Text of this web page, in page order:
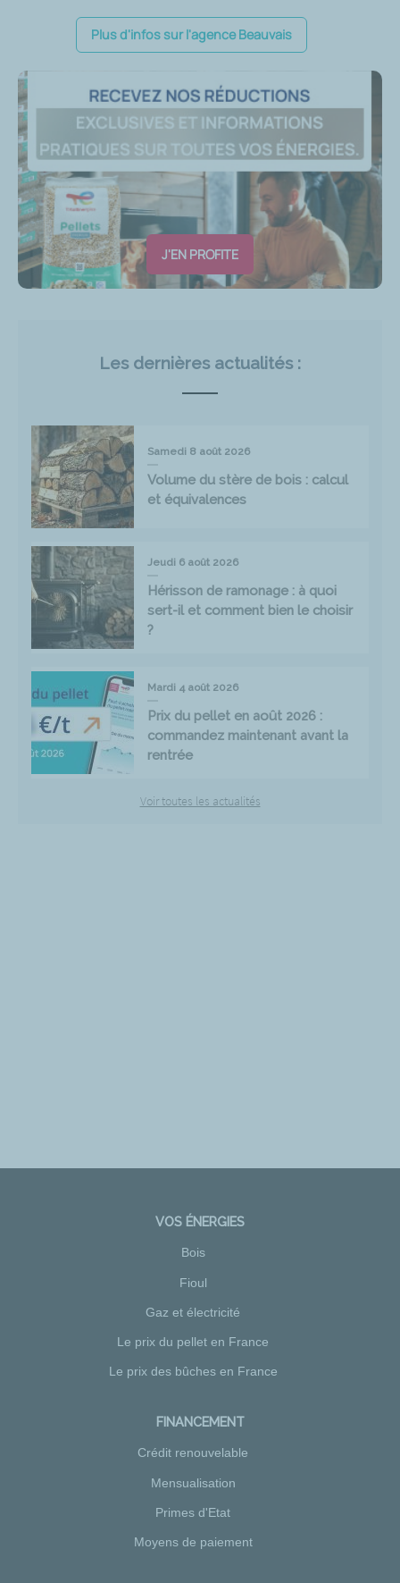
Plus d'infos sur l'agence Beauvais
J'EN PROFITE
Les dernières actualités :
Samedi 8 août 2026
Volume du stère de bois : calcul
et équivalences
Jeudi 6 août 2026
Hérisson de ramonage : à quoi
sert-il et comment bien le choisir
?
Mardi 4 août 2026
Prix du pellet en août 2026 :
commandez maintenant avant la
rentrée
Voir toutes les actualités
VOS ÉNERGIES
Bois
Fioul
Gaz et électricité
Le prix du pellet en France
Le prix des bûches en France
FINANCEMENT
Crédit renouvelable
Mensualisation
Primes d'Etat
Moyens de paiement